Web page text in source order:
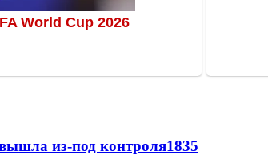
вышла из-под контроля1835